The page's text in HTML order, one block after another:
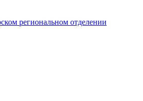
региональном отделении